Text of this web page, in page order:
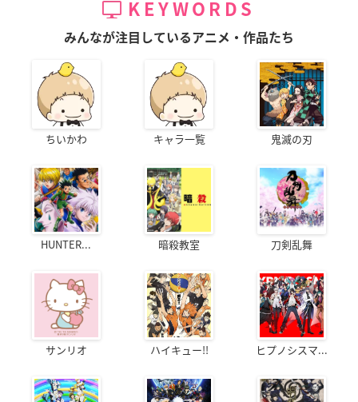
KEYWORDS
みんなが注目しているアニメ・作品たち
ちいかわ キャラ一覧 鬼滅の刃
HUNTER... 暗殺教室 刀剣乱舞
サンリオ ハイキュー!! ヒプノシスマ...